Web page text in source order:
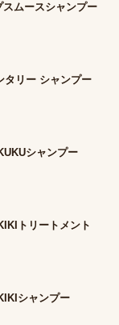
ムースシャンプー
タリー シャンプー
シャンプー
トリートメント
シャンプー